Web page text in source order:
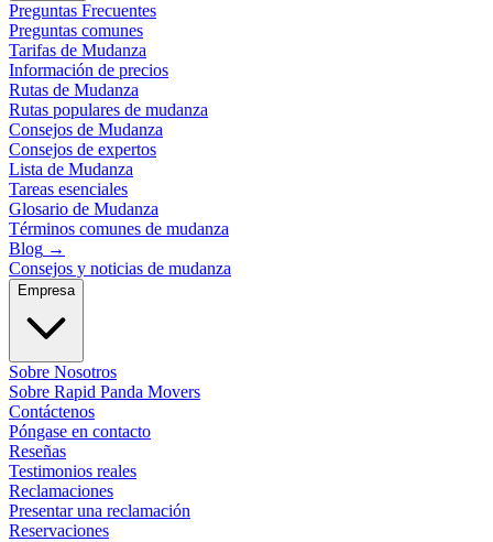
Preguntas Frecuentes
Preguntas comunes
Tarifas de Mudanza
Información de precios
Rutas de Mudanza
Rutas populares de mudanza
Consejos de Mudanza
Consejos de expertos
Lista de Mudanza
Tareas esenciales
Glosario de Mudanza
Términos comunes de mudanza
Blog →
Consejos y noticias de mudanza
Empresa
Sobre Nosotros
Sobre Rapid Panda Movers
Contáctenos
Póngase en contacto
Reseñas
Testimonios reales
Reclamaciones
Presentar una reclamación
Reservaciones